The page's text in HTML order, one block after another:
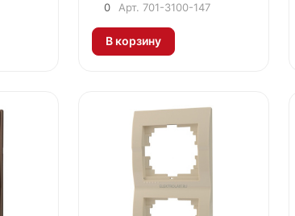
0 Арт. 701-3100-147
В корзину